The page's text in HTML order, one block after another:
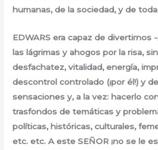
humanas, de la sociedad, y de
EDWARS era capaz de divertirnos
las lágrimas y ahogos por la risa,
desfachatez, vitalidad, energía,
descontrol controlado (¡por él!) y
sensaciones y, a la vez: hacerlo
trasfondos de temáticas y
políticas, históricas, culturales,
etc. etc. A este SEÑOR ¡no se le